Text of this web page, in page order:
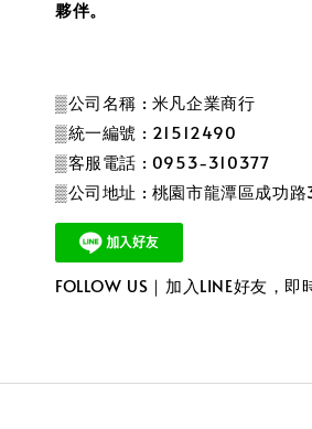
夥伴。
▒公司名稱 : 米凡企業商行
▒統一編號 : 21512490
▒客服電話 : 0953-310377
▒公司地址 : 桃園市龍潭區成功路
FOLLOW US｜加入LINE好友，